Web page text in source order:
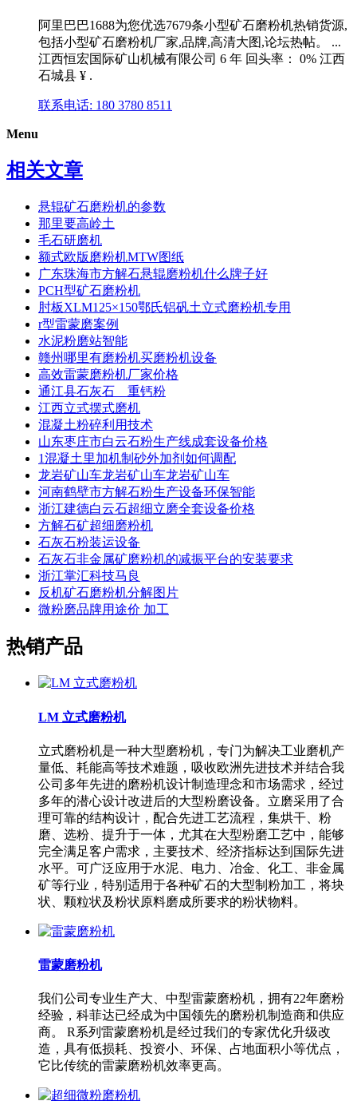
阿里巴巴1688为您优选7679条小型矿石磨粉机热销货源,
包括小型矿石磨粉机厂家,品牌,高清大图,论坛热帖。 ...
江西恒宏国际矿山机械有限公司 6 年 回头率： 0% 江西
石城县 ¥ .
联系电话: 180 3780 8511
Menu
相关文章
悬辊矿石磨粉机的参数
那里要高岭土
毛石研磨机
额式欧版磨粉机MTW图纸
广东珠海市方解石悬辊磨粉机什么牌子好
PCH型矿石磨粉机
肘板XLM125×150鄂氏铝矾土立式磨粉机专用
r型雷蒙磨案例
水泥粉磨站智能
赣州哪里有磨粉机买磨粉机设备
高效雷蒙磨粉机厂家价格
通江县石灰石 重钙粉
江西立式摆式磨机
混凝土粉碎利用技术
山东枣庄市白云石粉生产线成套设备价格
1混凝土里加机制砂外加剂如何调配
龙岩矿山车龙岩矿山车龙岩矿山车
河南鹤壁市方解石粉生产设备环保智能
浙江建德白云石超细立磨全套设备价格
方解石矿超细磨粉机
石灰石粉装运设备
石灰石非金属矿磨粉机的减振平台的安装要求
浙江掌汇科技马良
反机矿石磨粉机分解图片
微粉磨品牌用途价 加工
热销产品
LM 立式磨粉机
立式磨粉机是一种大型磨粉机，专门为解决工业磨机产
量低、耗能高等技术难题，吸收欧洲先进技术并结合我
公司多年先进的磨粉机设计制造理念和市场需求，经过
多年的潜心设计改进后的大型粉磨设备。立磨采用了合
理可靠的结构设计，配合先进工艺流程，集烘干、粉
磨、选粉、提升于一体，尤其在大型粉磨工艺中，能够
完全满足客户需求，主要技术、经济指标达到国际先进
水平。可广泛应用于水泥、电力、冶金、化工、非金属
矿等行业，特别适用于各种矿石的大型制粉加工，将块
状、颗粒状及粉状原料磨成所要求的粉状物料。
雷蒙磨粉机
我们公司专业生产大、中型雷蒙磨粉机，拥有22年磨粉
经验，科菲达已经成为中国领先的磨粉机制造商和供应
商。 R系列雷蒙磨粉机是经过我们的专家优化升级改
造，具有低损耗、投资小、环保、占地面积小等优点，
它比传统的雷蒙磨粉机效率更高。